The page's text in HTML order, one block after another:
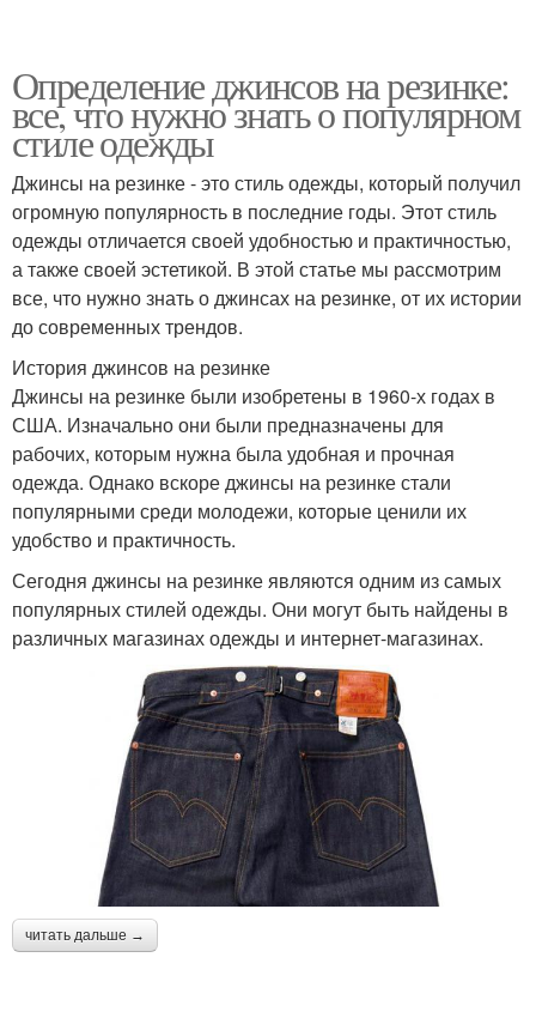
Определение джинсов на резинке:
все, что нужно знать о популярном
стиле одежды
Джинсы на резинке - это стиль одежды, который получил
огромную популярность в последние годы. Этот стиль
одежды отличается своей удобностью и практичностью,
а также своей эстетикой. В этой статье мы рассмотрим
все, что нужно знать о джинсах на резинке, от их истории
до современных трендов.
История джинсов на резинке
Джинсы на резинке были изобретены в 1960-х годах в
США. Изначально они были предназначены для
рабочих, которым нужна была удобная и прочная
одежда. Однако вскоре джинсы на резинке стали
популярными среди молодежи, которые ценили их
удобство и практичность.
Сегодня джинсы на резинке являются одним из самых
популярных стилей одежды. Они могут быть найдены в
различных магазинах одежды и интернет-магазинах.
читать дальше →